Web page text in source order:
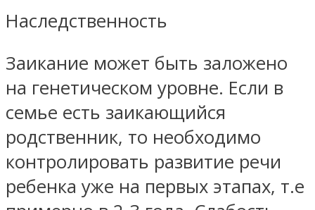
Наследственность
Заикание может быть заложено
на генетическом уровне. Если в
семье есть заикающийся
родственник, то необходимо
контролировать развитие речи
ребенка уже на первых этапах, т.е